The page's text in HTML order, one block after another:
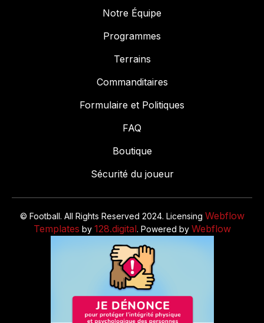
Notre Équipe
Programmes
Terrains
Commanditaires
Formulaire et Politiques
FAQ
Boutique
Sécurité du joueur
© Football. All Rights Reserved 2024. Licensing Webflow
Templates by 128.digital. Powered by Webflow